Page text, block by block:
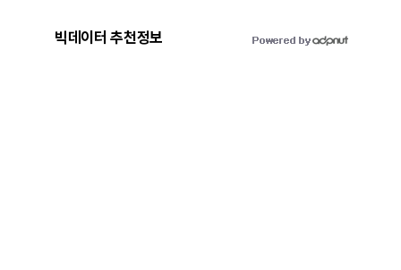
빅데이터 추천정보